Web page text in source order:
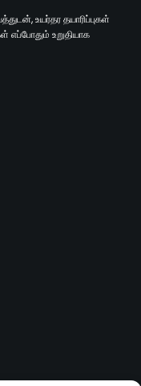
உயர்தர தயாரிப்புகள்
எப்போதும் உறுதியாக